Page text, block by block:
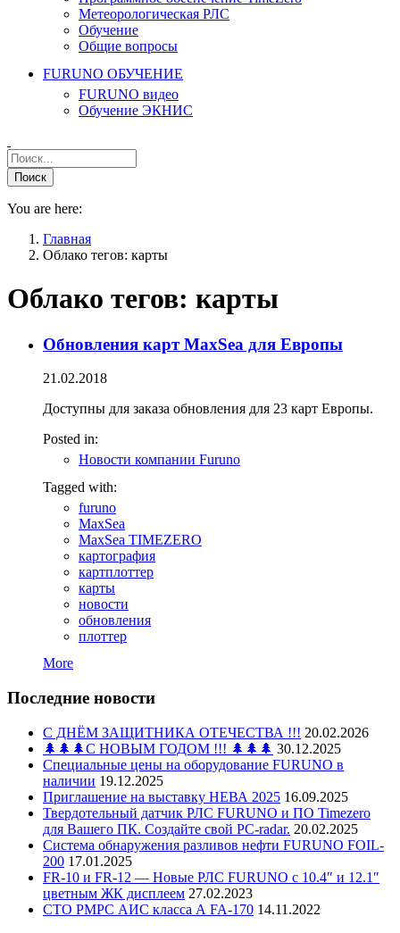
Метеорологическая РЛС
Обучение
Общие вопросы
FURUNO ОБУЧЕНИЕ
FURUNO видео
Обучение ЭКНИС
You are here:
Главная
Облако тегов: карты
Облако тегов: карты
Обновления карт MaxSea для Европы
21.02.2018
Доступны для заказа обновления для 23 карт Европы.
Posted in:
Новости компании Furuno
Tagged with:
furuno
MaxSea
MaxSea TIMEZERO
картография
картплоттер
карты
новости
обновления
плоттер
More
Последние новости
С ДНЁМ ЗАЩИТНИКА ОТЕЧЕСТВА !!! 20.02.2026
🌲🌲🌲С НОВЫМ ГОДОМ !!! 🌲🌲🌲 30.12.2025
Специальные цены на оборудование FURUNO в
наличии 19.12.2025
Приглашение на выставку НЕВА 2025 16.09.2025
Твердотельный датчик РЛС FURUNO и ПО Timezero
для Вашего ПК. Создайте свой PC-radar. 20.02.2025
Система обнаружения разливов нефти FURUNO FOIL-
200 17.01.2025
FR-10 и FR-12 — Новые РЛС FURUNO c 10.4″ и 12.1″
цветным ЖК дисплеем 27.02.2023
СТО РМРС АИС класса А FA-170 14.11.2022